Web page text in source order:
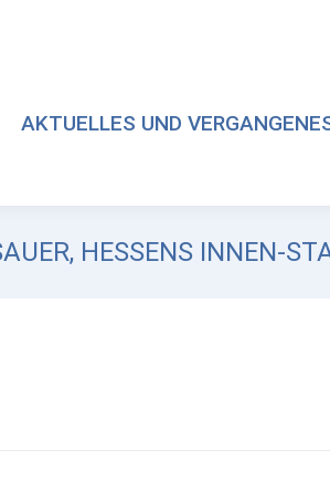
AKTUELLES UND
HESSENS INNEN-